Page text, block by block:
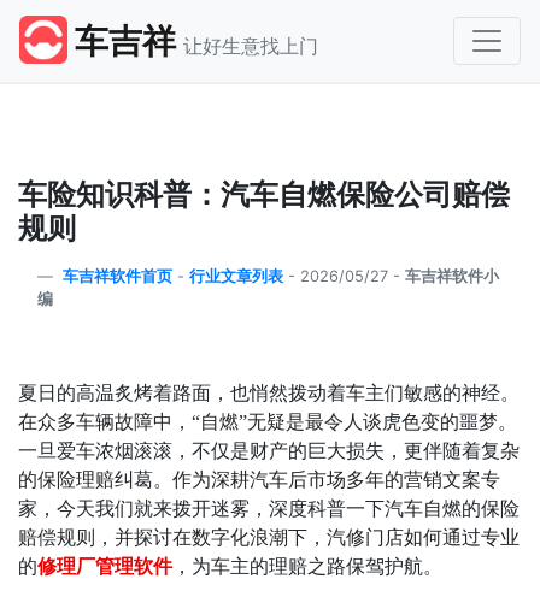
车吉祥 让好生意找上门
车险知识科普：汽车自燃保险公司赔偿
规则
车吉祥软件首页 - 行业文章列表 - 2026/05/27 - 车吉祥软件小
编
夏日的高温炙烤着路面，也悄然拨动着车主们敏感的神经。
在众多车辆故障中， “自燃”无疑是最令人谈虎色变的噩梦。
一旦爱车浓烟滚滚，不仅是财产的巨大损失，更伴随着复杂
的保险理赔纠葛。作为深耕汽车后市场多年的营销文案专
家，今天我们就来拨开迷雾，深度科普一下汽车自燃的保险
赔偿规则，并探讨在数字化浪潮下，汽修门店如何通过专业
的修理厂管理软件，为车主的理赔之路保驾护航。